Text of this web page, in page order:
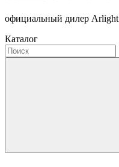
официальный дилер Arlight
Каталог